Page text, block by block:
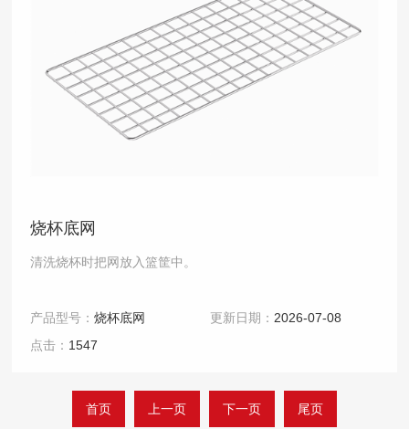
烧杯底网
清洗烧杯时把网放入篮筐中。
产品型号：烧杯底网 更新日期： 2026-07-08
点击： 1547
首页 上一页 下一页 尾页